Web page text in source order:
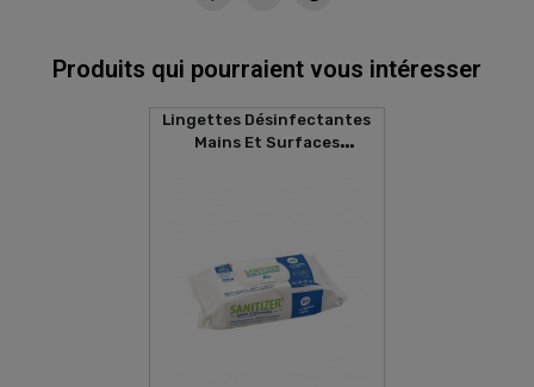
Produits qui pourraient vous intéresser
Lingettes Désinfectantes
Mains Et Surfaces